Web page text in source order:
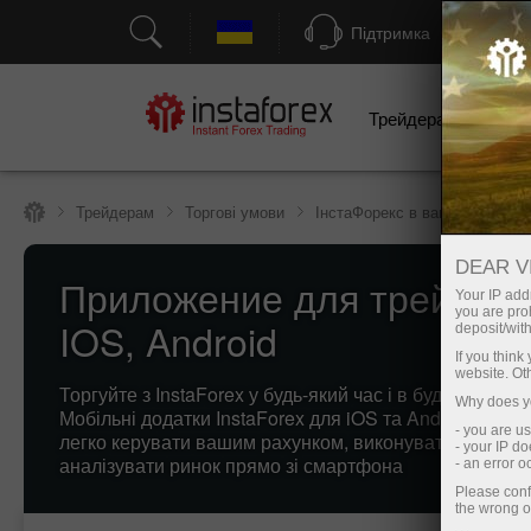
Підтримка
Трейдерам
Трейдерам Торгові умови ІнстаФорекс в вашому
Приложение для
IOS, Android
Торгуйте з InstaForex у будь-який час і в будь-якому
Мобільні додатки InstaForex для iOS та Android
легко керувати вашим рахунком, виконувати угоди та
аналізувати ринок прямо зі смартфона
DEAR
Your IP
you are
deposit/
If you
website.
Why does
- you are
- your IP
- an error
Please
the wrong